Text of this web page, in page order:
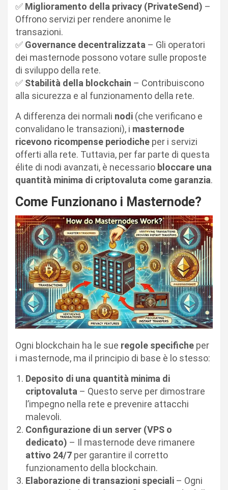
✅ Miglioramento della privacy (PrivateSend) –
Offrono servizi per rendere anonime le
transazioni.
✅ Governance decentralizzata – Gli operatori
dei masternode possono votare sulle proposte
di sviluppo della rete.
✅ Stabilità della blockchain – Contribuiscono
alla sicurezza e al funzionamento della rete.
A differenza dei normali nodi (che verificano e
convalidano le transazioni), i masternode
ricevono ricompense periodiche per i servizi
offerti alla rete. Tuttavia, per far parte di questa
élite di nodi avanzati, è necessario bloccare una
quantità minima di criptovaluta come garanzia.
Come Funzionano i Masternode?
Ogni blockchain ha le sue regole specifiche per
i masternode, ma il principio di base è lo stesso:
Deposito di una quantità minima di
criptovaluta – Questo serve per dimostrare
l’impegno nella rete e prevenire attacchi
malevoli.
Configurazione di un server (VPS o
dedicato) – Il masternode deve rimanere
attivo 24/7 per garantire il corretto
funzionamento della blockchain.
Elaborazione di transazioni speciali – Ogni